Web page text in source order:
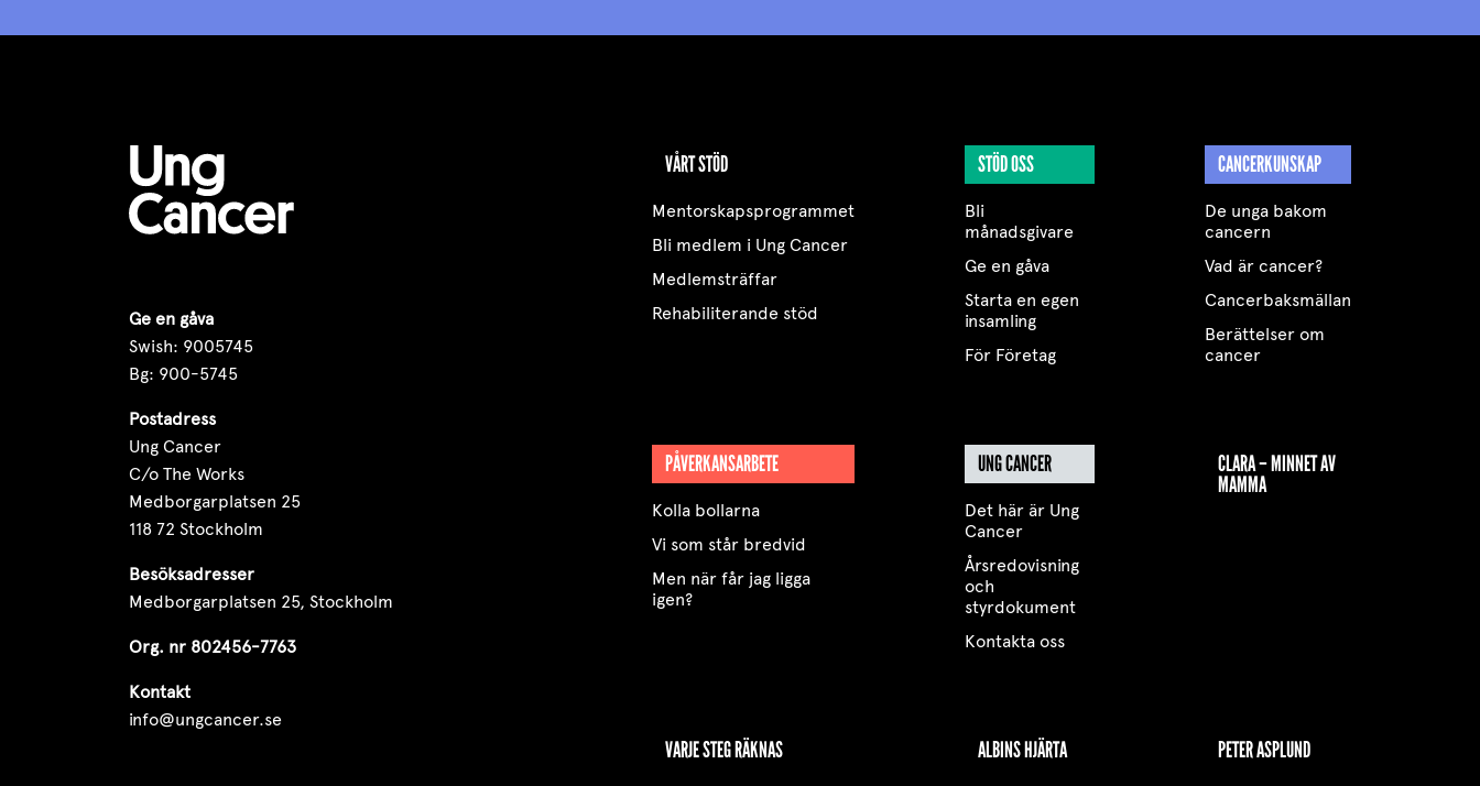
Ge en gåva
Swish: 9005745
Bg: 900-5745
Postadress
Ung Cancer
C/o The Works
Medborgarplatsen 25
118 72 Stockholm
Besöksadresser
Medborgarplatsen 25, Stockholm
Org. nr 802456-7763
Kontakt
info@ungcancer.se
VÅRT STÖD
Mentorskapsprogrammet
Bli medlem i Ung Cancer
Medlemsträffar
Rehabiliterande stöd
STÖD OSS
Bli
månadsgivare
Ge en gåva
Starta en egen
insamling
För Företag
CANCERKUNSKAP
De unga bakom
cancern
Vad är cancer?
Cancerbaksmällan
Berättelser om
cancer
PÅVERKANSARBETE
Kolla bollarna
Vi som står bredvid
Men när får jag ligga
igen?
UNG CANCER
Det här är Ung
Cancer
Årsredovisning
och
styrdokument
Kontakta oss
CLARA – MINNET AV
MAMMA
VARJE STEG RÄKNAS ALBINS HJÄRTA PETER ASPLUND